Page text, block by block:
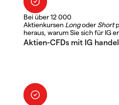
Bei über 12 000
Aktienkursen LongoderShort
heraus, warum Sie sich für IG